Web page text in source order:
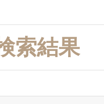
索結果